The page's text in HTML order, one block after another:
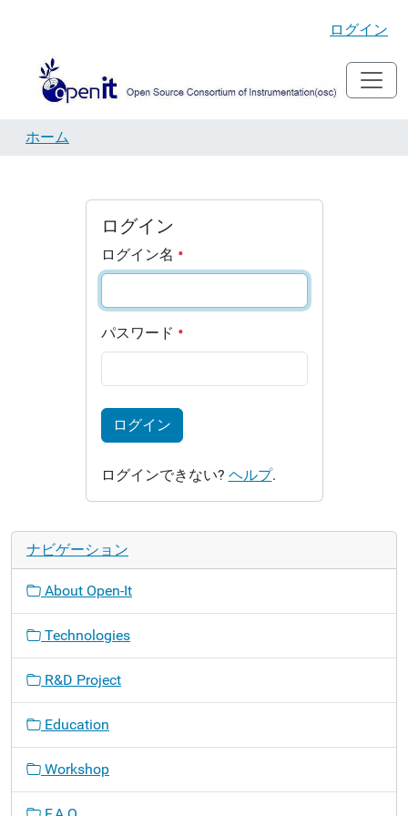
ログイン
ホーム
ログイン
ログイン名
パスワード
ログイン
ログインできない? ヘルプ.
ナビゲーション
About Open-It
Technologies
R&D Project
Education
Workshop